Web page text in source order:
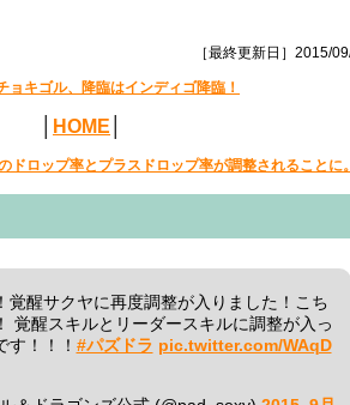
［最終更新日］2015/
キゴル、降臨はインディゴ降臨！
HOME
ドロップ率とプラスドロップ率が調整されることに。
覚醒サクヤに再度調整が入りました！こち
覚醒スキルとリーダースキルに調整が入っ
す！！！ #パズドラ pic.twitter.com/WAqD